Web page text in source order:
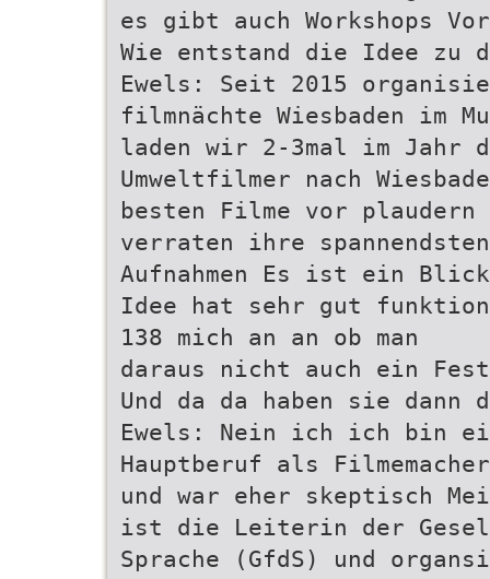
es gibt auch Workshops
Wie entstand die Idee zu
Ewels: Seit 2015
filmnächte Wiesbaden im
laden wir 2-3mal im Jahr
Umweltfilmer nach
besten Filme vor
verraten ihre
Aufnahmen Es ist ein
Idee hat sehr gut
138 mich an an ob man
daraus nicht auch ein
Und da da haben sie dann
Ewels: Nein ich ich bin
Hauptberuf als
und war eher skeptisch
ist die Leiterin der
Sprache (GfdS) und